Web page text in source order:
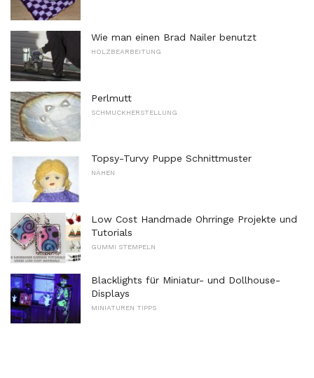
Wie man einen Brad Nailer benutzt
HOLZBEARBEITUNG
Perlmutt
SCHMUCKHERSTELLUNG
Topsy-Turvy Puppe Schnittmuster
NÄHEN
Low Cost Handmade Ohrringe Projekte und
Tutorials
GUMMI STEMPELN
Blacklights für Miniatur- und Dollhouse-
Displays
MINIATUREN TIPPS